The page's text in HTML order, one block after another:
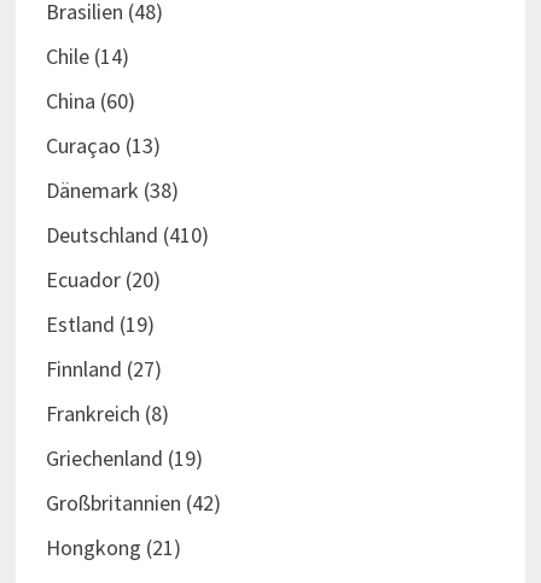
Brasilien (48)
Chile(14)
China (60)
Curaçao (13)
Dänemark (38)
Deutschland (410)
Ecuador(20)
Estland (19)
Finnland (27)
Frankreich (8)
Griechenland (19)
Großbritannien (42)
Hongkong (21)